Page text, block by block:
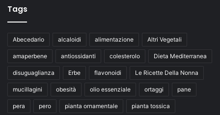
Tags
Abecedario alcaloidi alimentazione Altri Vegetali
amaperbene antiossidanti colesterolo Dieta Mediterranea
disuguaglianza Erbe flavonoidi Le Ricette Della Nonna
mucillagini obesità olio essenziale ortaggi pane
pera pero pianta ornamentale pianta tossica